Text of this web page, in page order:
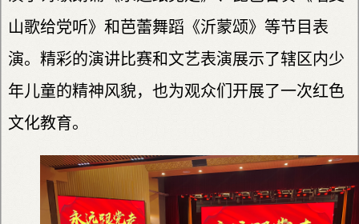
山歌给党听》和芭蕾舞蹈《沂蒙颂》等节目表
演。精彩的演讲比赛和文艺表演展示了辖区内少
年儿童的精神风貌，也为观众们开展了一次红色
文化教育。